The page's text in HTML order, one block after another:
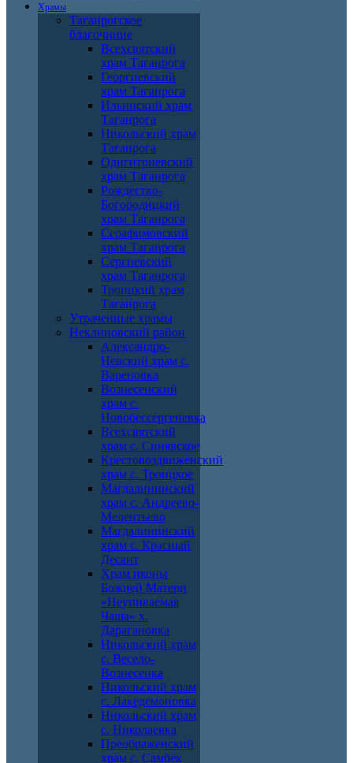
Храмы
Таганрогское
благочиние
Всехсвятский
храм Таганрога
Георгиевский
храм Таганрога
Ильинский храм
Таганрога
Никольский храм
Таганрога
Одигитриевский
храм Таганрога
Рождество-
Богородицкий
храм Таганрога
Серафимовский
храм Таганрога
Сергиевский
храм Таганрога
Троицкий храм
Таганрога
Утраченные храмы
Неклиновский район
Александро-
Невский храм с.
Вареновка
Вознесенский
храм с.
Новобессергеневка
Всехсвятский
храм с. Синявское
Крестовоздвиженский
храм с. Троицкое
Магдалининский
храм с. Андреево-
Мелентьево
Магдалининский
храм с. Красный
Десант
Храм иконы
Божией Матери
«Неупиваемая
Чаша» х.
Дарагановка
Никольский храм
с. Весело-
Вознесенка
Никольский храм
с. Лакедемоновка
Никольский храм
с. Николаевка
Преображенский
храм с. Самбек